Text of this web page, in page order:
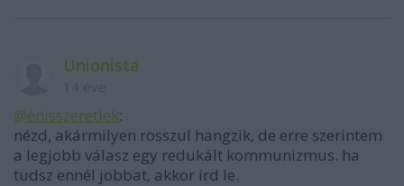
Unionista
@énisszeretlek:
nézd, akármilyen rosszul hangzik, de erre szerintem
a legjobb válasz egy redukált kommunizmus. ha
tudsz ennél jobbat, akkor írd le.